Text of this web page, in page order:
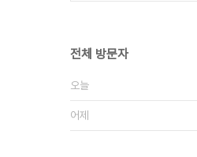
전체 방문자
오늘
어제